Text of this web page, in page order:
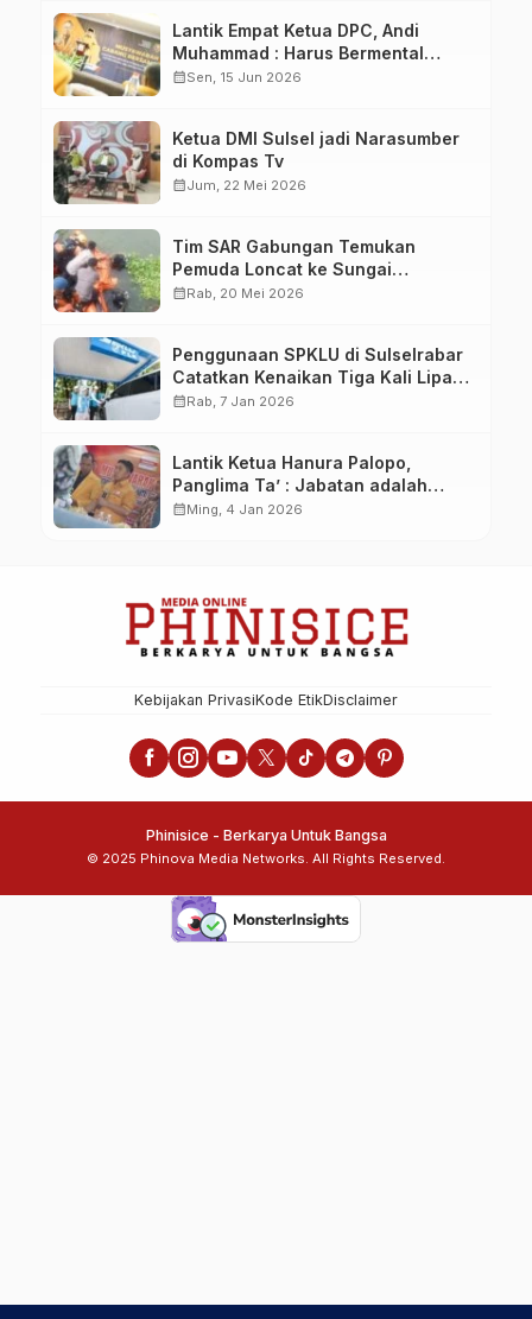
Lantik Empat Ketua DPC, Andi
Muhammad : Harus Bermental
Pejuang
calendar_monthSen, 15 Jun 2026
Ketua DMI Sulsel jadi Narasumber
di Kompas Tv
calendar_monthJum, 22 Mei 2026
Tim SAR Gabungan Temukan
Pemuda Loncat ke Sungai
Pampang Makassar
calendar_monthRab, 20 Mei 2026
Penggunaan SPKLU di Sulselrabar
Catatkan Kenaikan Tiga Kali Lipat
di Tahun 2025
calendar_monthRab, 7 Jan 2026
Lantik Ketua Hanura Palopo,
Panglima Ta’ : Jabatan adalah
amanah siap dipertanggung
calendar_monthMing, 4 Jan 2026
Kebijakan PrivasiKode EtikDisclaimer
Phinisice - Berkarya Untuk Bangsa
© 2025 Phinova Media Networks. All Rights Reserved.